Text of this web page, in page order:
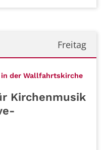
Freitag
der Wallfahrtskirche
Kirchenmusik